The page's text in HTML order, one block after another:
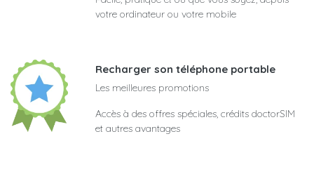
votre ordinateur ou votre mobile
Recharger son téléphone portable
Les meilleures promotions
Accès à des offres spéciales, crédits doctorSIM
et autres avantages